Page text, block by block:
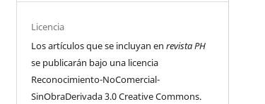
Licencia
Los artículos que se incluyan enrevista PH
se publicarán bajo una licencia
Reconocimiento-NoComercial-
SinObraDerivada 3.0 Creative Commons.